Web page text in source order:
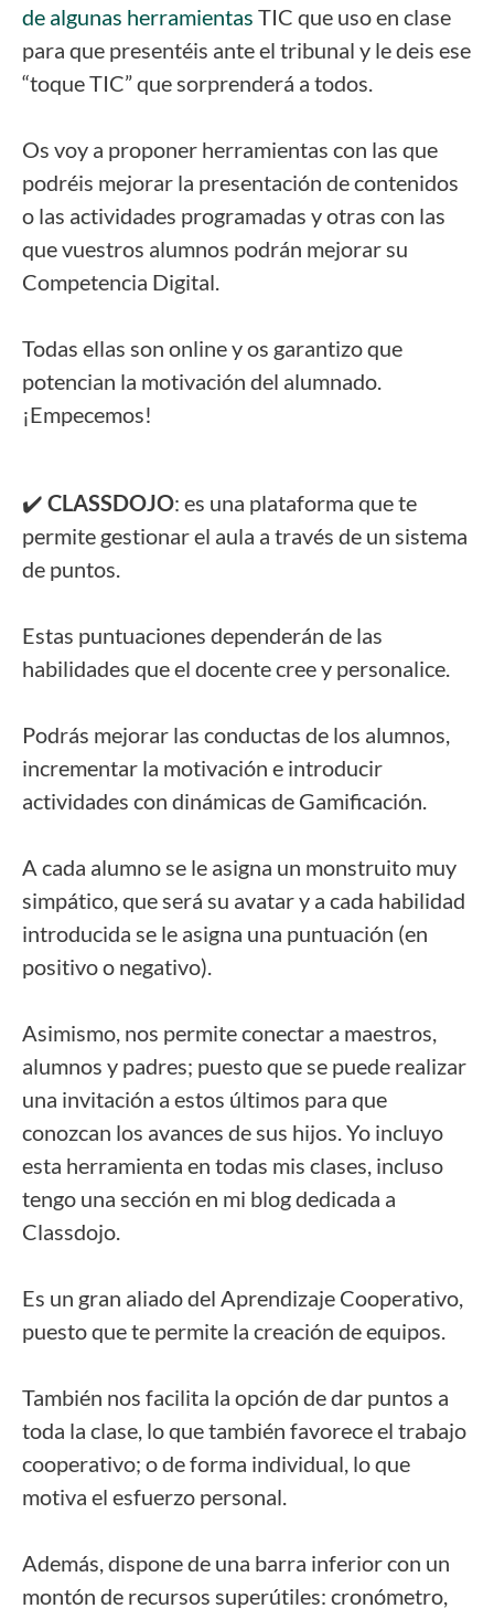
de algunas herramientas TIC que uso en clase
para que presentéis ante el tribunal y le deis ese
“toque TIC” que sorprenderá a todos.
Os voy a proponer herramientas con las que
podréis mejorar la presentación de contenidos
o las actividades programadas y otras con las
que vuestros alumnos podrán mejorar su
Competencia Digital.
Todas ellas son online y os garantizo que
potencian la motivación del alumnado.
¡Empecemos!
✔️ CLASSDOJO: es una plataforma que te
permite gestionar el aula a través de un sistema
de puntos.
Estas puntuaciones dependerán de las
habilidades que el docente cree y personalice.
Podrás mejorar las conductas de los alumnos,
incrementar la motivación e introducir
actividades con dinámicas de Gamificación.
A cada alumno se le asigna un monstruito muy
simpático, que será su avatar y a cada habilidad
introducida se le asigna una puntuación (en
positivo o negativo).
Asimismo, nos permite conectar a maestros,
alumnos y padres; puesto que se puede realizar
una invitación a estos últimos para que
conozcan los avances de sus hijos. Yo incluyo
esta herramienta en todas mis clases, incluso
tengo una sección en mi blog dedicada a
Classdojo.
Es un gran aliado del Aprendizaje Cooperativo,
puesto que te permite la creación de equipos.
También nos facilita la opción de dar puntos a
toda la clase, lo que también favorece el trabajo
cooperativo; o de forma individual, lo que
motiva el esfuerzo personal.
Además, dispone de una barra inferior con un
montón de recursos superútiles: cronómetro,